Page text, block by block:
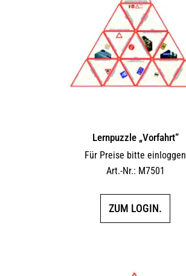
Lernpuzzle „Vorfahrt“
Für Preise bitte einloggen
Art.-Nr.: M7501
ZUM LOGIN.